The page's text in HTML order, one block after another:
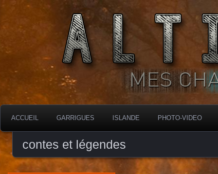
ALTIMARA
MES CHARBONNIÈRES
ACCUEIL GARRIGUES ISLANDE PHOTO-VIDEO
contes et légendes